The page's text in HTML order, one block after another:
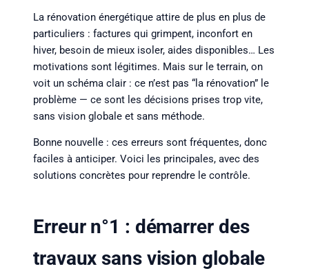
La rénovation énergétique attire de plus en plus de
particuliers : factures qui grimpent, inconfort en
hiver, besoin de mieux isoler, aides disponibles… Les
motivations sont légitimes. Mais sur le terrain, on
voit un schéma clair : ce n’est pas “la rénovation” le
problème — ce sont les décisions prises trop vite,
sans vision globale et sans méthode.
Bonne nouvelle : ces erreurs sont fréquentes, donc
faciles à anticiper. Voici les principales, avec des
solutions concrètes pour reprendre le contrôle.
Erreur n°1 : démarrer des
travaux sans vision globale